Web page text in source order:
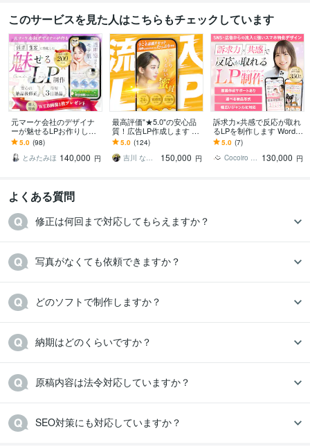
このサービスを見た人はこちらもチェックしています
元マーケ会社のデザイナ
ーが魅せるLPお作りしま
す マーケティング視点で
反応を高めるLPを設計！
5.0 (98)
とみたみほ 140,000 円
最高評価"★5.0"の安心品
質！広告LP作成します セ
ットで"広告動画"が50%O
FF！LP単品の制作も大歓
迎！
5.0 (124)
吉川 なおき
150,000 円
訴求力×共感で反応が取れ
るLPを制作します WordPr
ess/ペライチ/STUDIO/Wi
xにも対応◎
5.0 (7)
Cocoiro Design 130,000 円
よくある質問
修正は何回まで対応してもらえますか？
写真がなくても依頼できますか？
どのソフトで制作しますか？
納期はどのくらいですか？
原稿内容は法令対応していますか？
SEO対策にも対応していますか？